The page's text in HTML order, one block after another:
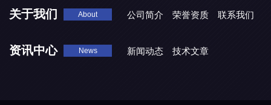
关于我们 About 公司简介 荣誉资质 联系我们
资讯中心 News 新闻动态 技术文章